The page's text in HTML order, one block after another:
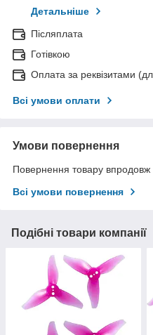
Детальніше
Післяплата
Готівкою
Оплата за реквізитами
Всі умови оплати
Умови повернення
Повернення товару впродовж
Всі умови повернення
Подібні товари компанії